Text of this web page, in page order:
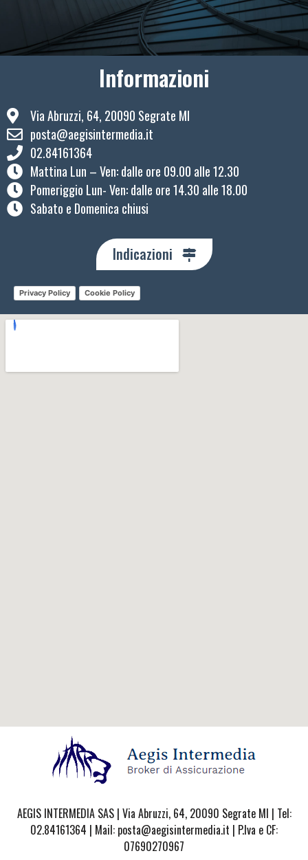
Informazioni
Via Abruzzi, 64, 20090 Segrate MI
posta@aegisintermedia.it
02.84161364
Mattina Lun – Ven: ​dalle ore 09.00 alle 12.30
Pomeriggio Lun- Ven: dalle ore 14.30 alle 18.00
Sabato e Domenica chiusi
Indicazioni
Privacy Policy Cookie Policy
AEGIS INTERMEDIA SAS | Via Abruzzi, 64, 20090 Segrate MI | Tel:
02.84161364 | Mail: posta@aegisintermedia.it | P.Iva e CF:
07690270967